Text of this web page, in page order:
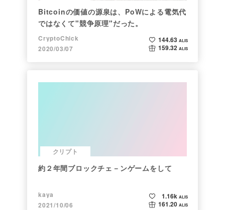
Bitcoinの価値の源泉は、PoWによる電気代
ではなくて"競争原理"だった。
CryptoChick
2020/03/07
144.63 ALIS
159.32 ALIS
クリプト
約２年間ブロックチェ－ンゲームをして
kaya
2021/10/06
1.16k ALIS
161.20 ALIS